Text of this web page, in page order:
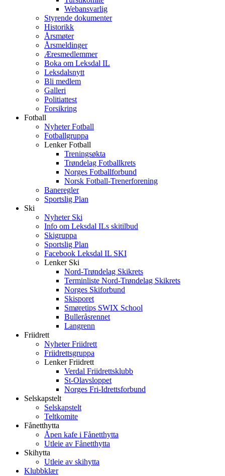
Webansvarlig
Styrende dokumenter
Historikk
Årsmøter
Årsmeldinger
Æresmedlemmer
Boka om Leksdal IL
Leksdalsnytt
Bli medlem
Galleri
Politiattest
Forsikring
Fotball
Nyheter Fotball
Fotballgruppa
Lenker Fotball
Treningsøkta
Trøndelag Fotballkrets
Norges Fotballforbund
Norsk Fotball-Trenerforening
Baneregler
Sportslig Plan
Ski
Nyheter Ski
Info om Leksdal ILs skitilbud
Skigruppa
Sportslig Plan
Facebook Leksdal IL SKI
Lenker Ski
Nord-Trøndelag Skikrets
Terminliste Nord-Trøndelag Skikrets
Norges Skiforbund
Skisporet
Smøretips SWIX School
Bulleråsrennet
Langrenn
Friidrett
Nyheter Friidrett
Friidrettsgruppa
Lenker Friidrett
Verdal Friidrettsklubb
St-Olavsloppet
Norges Fri-Idrettsforbund
Selskapstelt
Selskapstelt
Teltkomite
Fånetthytta
Åpen kafe i Fånetthytta
Utleie av Fånetthytta
Skihytta
Utleie av skihytta
Klubbklær